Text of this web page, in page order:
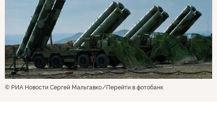
© РИА Новости Сергей Мальгавко Перейти в фотобанк